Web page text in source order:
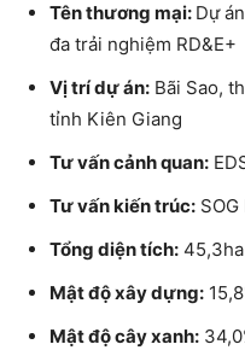
Tên thương mại: Dự
đa trải nghiệm RD&E+
Vị trí dự án: Bãi Sao,
tỉnh Kiên Giang
Tư vấn cảnh quan:
Tư vấn kiến trúc:
Tổng diện tích: 45,3ha
Mật độ xây dựng:
Mật độ cây xanh: